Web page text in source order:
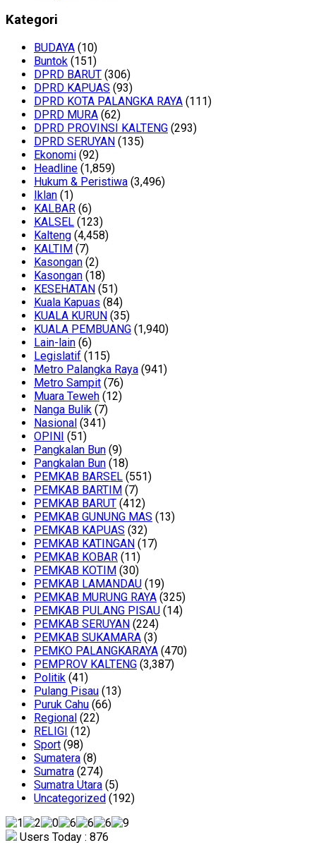
Kategori
BUDAYA (10)
Buntok (151)
DPRD BARUT (306)
DPRD KAPUAS (93)
DPRD KOTA PALANGKA RAYA (111)
DPRD MURA (62)
DPRD PROVINSI KALTENG (293)
DPRD SERUYAN (135)
Ekonomi (92)
Headline (1,859)
Hukum & Peristiwa (3,496)
Iklan (1)
KALBAR (6)
KALSEL (123)
Kalteng (4,458)
KALTIM (7)
Kasongan (2)
Kasongan (18)
KESEHATAN (51)
Kuala Kapuas (84)
KUALA KURUN (35)
KUALA PEMBUANG (1,940)
Lain-lain (6)
Legislatif (115)
Metro Palangka Raya (941)
Metro Sampit (76)
Muara Teweh (12)
Nanga Bulik (7)
Nasional (341)
OPINI (51)
Pangkalan Bun (9)
Pangkalan Bun (18)
PEMKAB BARSEL (551)
PEMKAB BARTIM (7)
PEMKAB BARUT (412)
PEMKAB GUNUNG MAS (13)
PEMKAB KAPUAS (32)
PEMKAB KATINGAN (17)
PEMKAB KOBAR (11)
PEMKAB KOTIM (30)
PEMKAB LAMANDAU (19)
PEMKAB MURUNG RAYA (325)
PEMKAB PULANG PISAU (14)
PEMKAB SERUYAN (224)
PEMKAB SUKAMARA (3)
PEMKO PALANGKARAYA (470)
PEMPROV KALTENG (3,387)
Politik (41)
Pulang Pisau (13)
Puruk Cahu (66)
Regional (22)
RELIGI (12)
Sport (98)
Sumatera (8)
Sumatra (274)
Sumatra Utara (5)
Uncategorized (192)
Users Today : 876